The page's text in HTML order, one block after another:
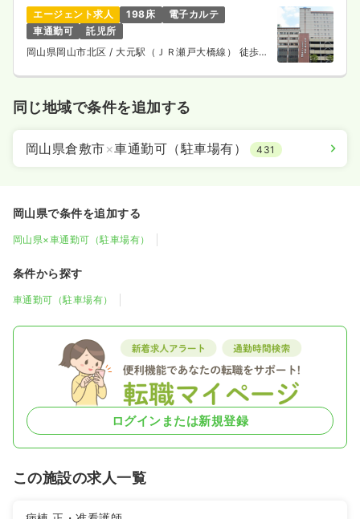
エージェント求人 198床
電子カルテ
車通勤可
託児所
岡山県岡山市北区/ 大元駅（ＪＲ瀬戸大橋線） 徒歩
同じ地域で条件を追加する
岡山県倉敷市×車通勤可（駐車場有） 431
岡山県で条件を追加する
岡山県×車通勤可（駐車場有）
条件から探す
車通勤可（駐車場有）
ログインまたは新規登録
この施設の求人一覧